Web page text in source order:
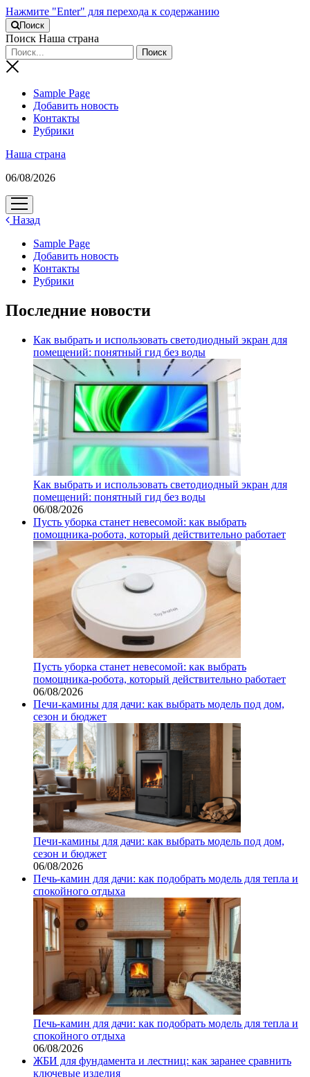
Нажмите "Enter" для перехода к содержанию
Поиск
Поиск Наша страна
Sample Page
Добавить новость
Контакты
Рубрики
Наша страна
06/08/2026
открыть
меню
Назад
Sample Page
Добавить новость
Контакты
Рубрики
Последние новости
Как выбрать и использовать светодиодный экран для
помещений: понятный гид без воды
Как выбрать и использовать светодиодный экран для
помещений: понятный гид без воды
06/08/2026
Пусть уборка станет невесомой: как выбрать
помощника‑робота, который действительно работает
Пусть уборка станет невесомой: как выбрать
помощника‑робота, который действительно работает
06/08/2026
Печи-камины для дачи: как выбрать модель под дом,
сезон и бюджет
Печи-камины для дачи: как выбрать модель под дом,
сезон и бюджет
06/08/2026
Печь-камин для дачи: как подобрать модель для тепла и
спокойного отдыха
Печь-камин для дачи: как подобрать модель для тепла и
спокойного отдыха
06/08/2026
ЖБИ для фундамента и лестниц: как заранее сравнить
ключевые изделия